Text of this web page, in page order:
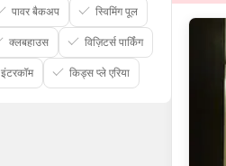
पावर बैकअप स्विमिंग पूल
क्लबहाउस विज़िटर्स पार्किंग
इंटरकॉम किड्स प्ले एरिया